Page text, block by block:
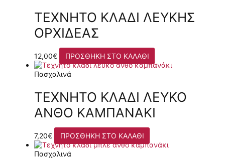
ΤΕΧΝΗΤΌ ΚΛΑΔΊ ΛΕΥΚΉΣ
ΟΡΧΙΔΈΑΣ
12,00€ ΠΡΟΣΘΉΚΗ ΣΤΟ ΚΑΛΆΘΙ
Πασχαλινά
ΤΕΧΝΗΤΌ ΚΛΑΔΊ ΛΕΥΚΌ
ΑΝΘΌ ΚΑΜΠΑΝΆΚΙ
7,20€ ΠΡΟΣΘΉΚΗ ΣΤΟ ΚΑΛΆΘΙ
Πασχαλινά